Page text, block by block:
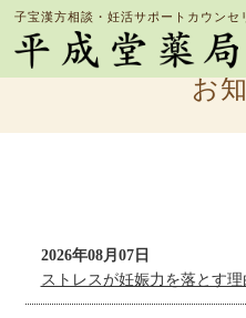
子宝漢方相談・妊活サポートカウンセ
お
2026年08月07日
ストレスが妊娠力を落とす